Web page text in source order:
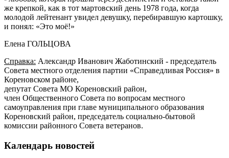
же крепкой, как в тот мартовский день 1978 года, когда
молодой лейтенант увидел девушку, перебиравшую картошку,
и понял: «Это моё!»
Елена ГОЛЬЦОВА
Справка: Александр Иванович Жаботинский - председатель
Совета местного отделения партии «Справедливая Россия» в
Кореновском районе,
депутат Совета МО Кореновский район,
член Общественного Совета по вопросам местного
самоуправления при главе муниципального образования
Кореновский район, председатель социально-бытовой
комиссии районного Совета ветеранов.
Календарь новостей